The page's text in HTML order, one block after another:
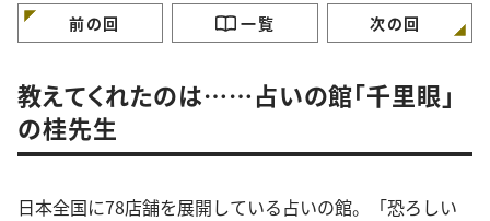
前の回 一覧 次の回
教えてくれたのは……占いの館「千里眼」
の桂先生
日本全国に78店舗を展開している占いの館。「恐ろしい